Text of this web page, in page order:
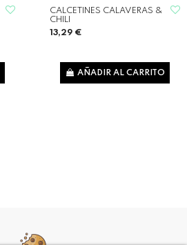
CALCETINES CALAVERAS &
CHILI
13,29 €
AÑADIR AL CARRITO